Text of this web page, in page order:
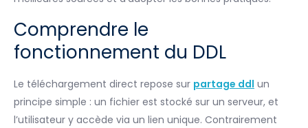
Comprendre le
fonctionnement du DDL
Le téléchargement direct repose sur partage ddl un
principe simple : un fichier est stocké sur un serveur, et
l’utilisateur y accède via un lien unique. Contrairement